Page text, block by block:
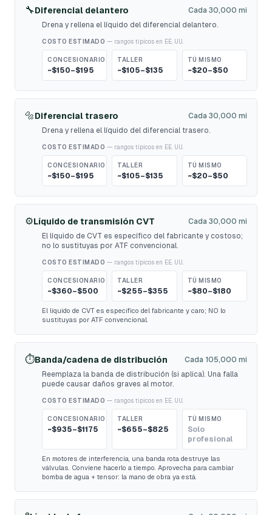
🔧Diferencial delantero
Cada 30,000 mi
Drena y rellena el líquido del diferencial delantero.
COSTO ESTIMADO — rangos típicos en EE. UU.
CONCESIONARIO
~$150–$195
TALLER
~$105–$135
TÚ MISMO
~$20–$50
🔩Diferencial trasero
Cada 30,000 mi
Drena y rellena el líquido del diferencial trasero.
COSTO ESTIMADO — rangos típicos en EE. UU.
CONCESIONARIO
~$150–$195
TALLER
~$105–$135
TÚ MISMO
~$20–$50
⚙️Líquido de transmisión CVT
Cada 30,000 mi
El líquido de CVT es específico del fabricante y costoso;
no lo sustituyas por ATF convencional.
COSTO ESTIMADO — rangos típicos en EE. UU.
CONCESIONARIO
~$360–$500
TALLER
~$255–$355
TÚ MISMO
~$80–$180
El líquido de CVT es específico del fabricante y caro; NO lo
sustituyas por ATF convencional.
⏱️Banda/cadena de distribución
Cada 105,000 mi
Reemplaza la banda de distribución (si aplica). Una falla
puede causar daños graves al motor.
COSTO ESTIMADO — rangos típicos en EE. UU.
CONCESIONARIO
~$935–$1175
TALLER
~$655–$825
TÚ MISMO
Solo
profesional
En motores de interferencia, una banda rota destruye las
válvulas. Conviene hacerlo a tiempo. Aprovecha para cambiar
bomba de agua + tensor: la mano de obra ya está.